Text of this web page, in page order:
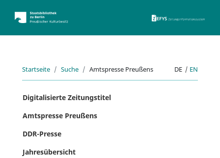
Startseite Suche Amtspresse Preußens DE | EN
Digitalisierte Zeitungstitel
Amtspresse Preußens
DDR-Presse
Jahresübersicht